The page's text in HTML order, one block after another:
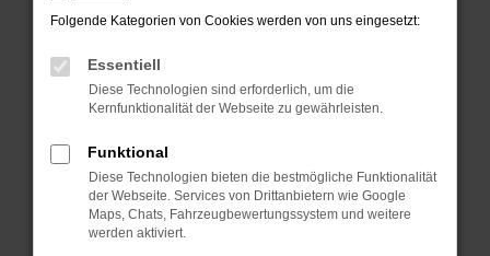
Prüfe deine Browsererweiterungen.
können das Laden bestimmter Seiten
verhindern. Funktioniert die Seite in einem
anderen Browser oder in einem privaten
Starte dein Gerät neu.
Das kann manchmal helfen, vorübergehende
Probleme zu beheben.
Folgende Kategorien von Cookies werden von uns eingesetzt:
Essentiell
Diese Technologien sind erforderlich, um die
Kernfunktionalität der Webseite zu gewährleisten.
Funktional
Diese Technologien bieten die bestmögliche Funktionalität
der Webseite. Services von Drittanbietern wie Google
Maps, Chats, Fahrzeugbewertungssystem und weitere
werden aktiviert.